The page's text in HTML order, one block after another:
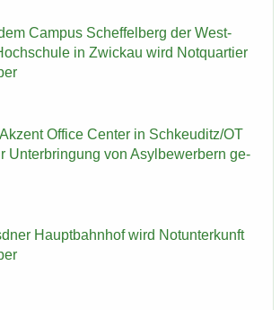
Cam­pus Schef­fel­berg der West­
in Zwi­ckau wird Not­quar­tier
Of­fice Cen­ter in Schkeu­ditz/OT
Un­ter­brin­gung von Asyl­be­wer­bern ge­
Haupt­bahn­hof wird Not­un­ter­kunft